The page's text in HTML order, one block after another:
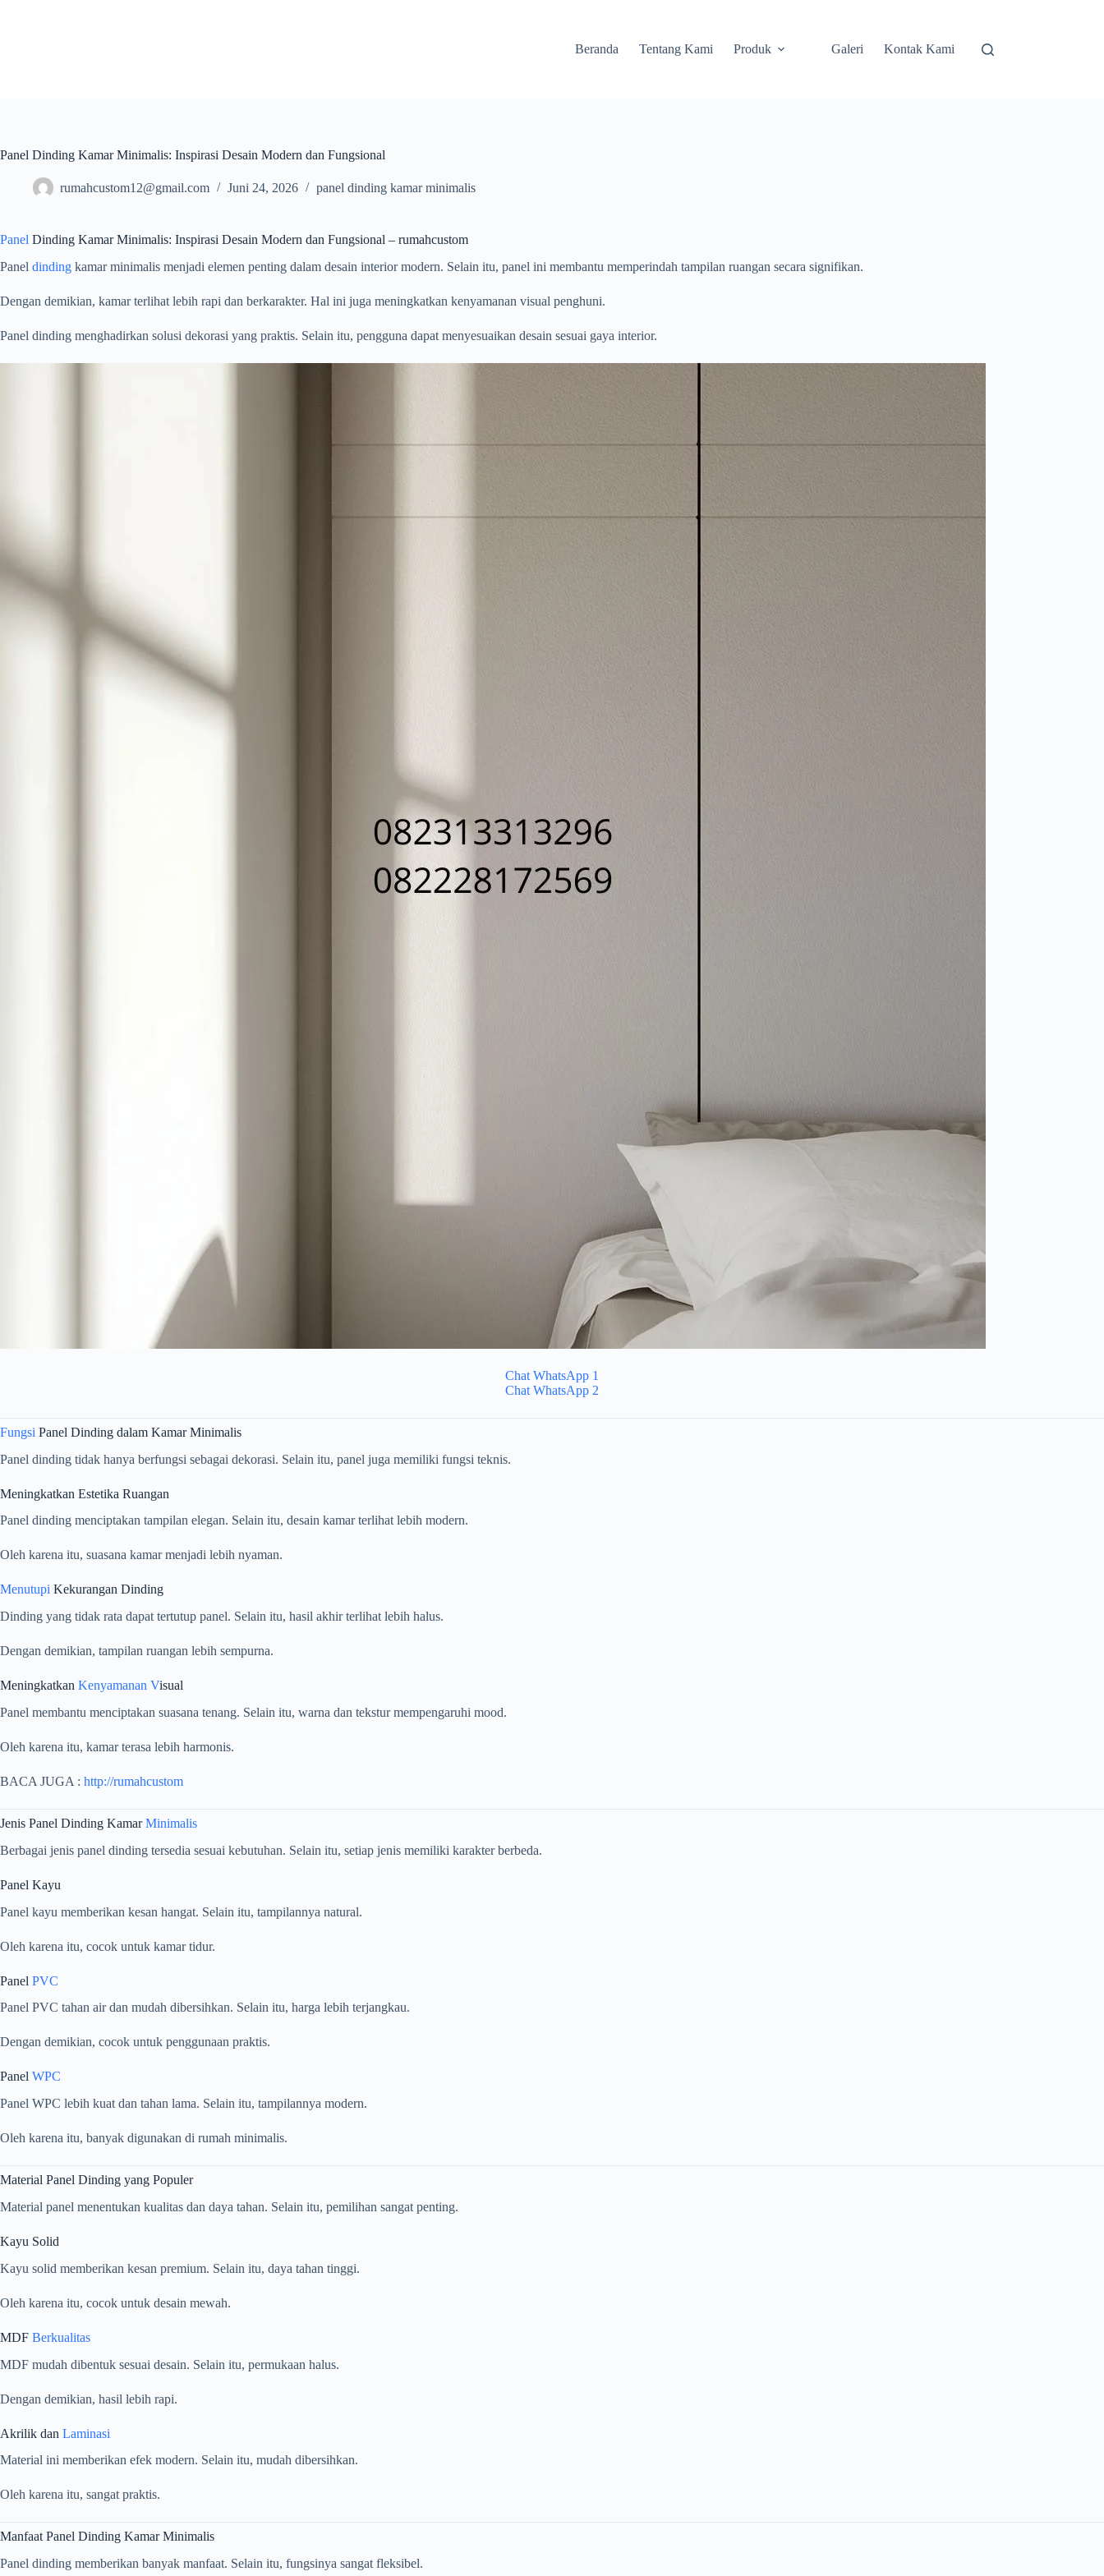
Beranda
Tentang Kami Produk Galeri Kontak Kami
Panel Dinding Kamar Minimalis: Inspirasi Desain Modern dan Fungsional
rumahcustom12@gmail.com Juni 24, 2026 panel dinding kamar minimalis
Panel Dinding Kamar Minimalis: Inspirasi Desain Modern dan Fungsional – rumahcustom
Panel dinding kamar minimalis menjadi elemen penting dalam desain interior modern. Selain itu, panel ini membantu memperindah tampilan ruangan secara signifikan.
Dengan demikian, kamar terlihat lebih rapi dan berkarakter. Hal ini juga meningkatkan kenyamanan visual penghuni.
Panel dinding menghadirkan solusi dekorasi yang praktis. Selain itu, pengguna dapat menyesuaikan desain sesuai gaya interior.
Chat WhatsApp 1
Chat WhatsApp 2
Fungsi Panel Dinding dalam Kamar Minimalis
Panel dinding tidak hanya berfungsi sebagai dekorasi. Selain itu, panel juga memiliki fungsi teknis.
Meningkatkan Estetika Ruangan
Panel dinding menciptakan tampilan elegan. Selain itu, desain kamar terlihat lebih modern.
Oleh karena itu, suasana kamar menjadi lebih nyaman.
Menutupi Kekurangan Dinding
Dinding yang tidak rata dapat tertutup panel. Selain itu, hasil akhir terlihat lebih halus.
Dengan demikian, tampilan ruangan lebih sempurna.
Meningkatkan Kenyamanan Visual
Panel membantu menciptakan suasana tenang. Selain itu, warna dan tekstur mempengaruhi mood.
Oleh karena itu, kamar terasa lebih harmonis.
BACA JUGA : http://rumahcustom
Jenis Panel Dinding KamarMinimalis
Berbagai jenis panel dinding tersedia sesuai kebutuhan. Selain itu, setiap jenis memiliki karakter berbeda.
Panel Kayu
Panel kayu memberikan kesan hangat. Selain itu, tampilannya natural.
Oleh karena itu, cocok untuk kamar tidur.
Panel PVC
Panel PVC tahan air dan mudah dibersihkan. Selain itu, harga lebih terjangkau.
Dengan demikian, cocok untuk penggunaan praktis.
Panel WPC
Panel WPC lebih kuat dan tahan lama. Selain itu, tampilannya modern.
Oleh karena itu, banyak digunakan di rumah minimalis.
Material Panel Dinding yang Populer
Material panel menentukan kualitas dan daya tahan. Selain itu, pemilihan sangat penting.
Kayu Solid
Kayu solid memberikan kesan premium. Selain itu, daya tahan tinggi.
Oleh karena itu, cocok untuk desain mewah.
MDF Berkualitas
MDF mudah dibentuk sesuai desain. Selain itu, permukaan halus.
Dengan demikian, hasil lebih rapi.
Akrilik dan Laminasi
Material ini memberikan efek modern. Selain itu, mudah dibersihkan.
Oleh karena itu, sangat praktis.
Manfaat Panel Dinding Kamar Minimalis
Panel dinding memberikan banyak manfaat. Selain itu, fungsinya sangat fleksibel.